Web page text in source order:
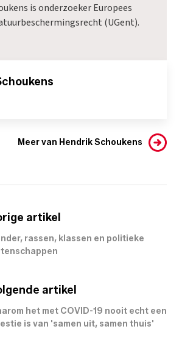
is onderzoeker Europees
(UGent).
Meer van Hendrik Schoukens
artikel
rassen, klassen en politieke
artikel
het met COVID-19 nooit echt een
is van 'samen uit, samen thuis'